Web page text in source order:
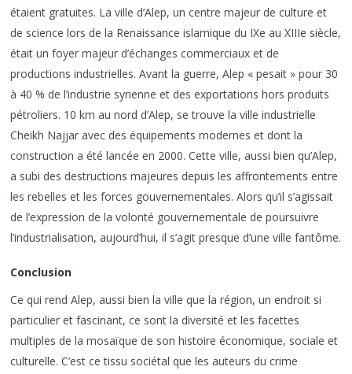
étaient gratuites. La ville d’Alep, un centre majeur de culture et
de science lors de la Renaissance islamique du IXe au XIIIe siècle,
était un foyer majeur d’échanges commerciaux et de
productions industrielles. Avant la guerre, Alep « pesait » pour 30
à 40 % de l’industrie syrienne et des exportations hors produits
pétroliers. 10 km au nord d’Alep, se trouve la ville industrielle
Cheikh Najjar avec des équipements modernes et dont la
construction a été lancée en 2000. Cette ville, aussi bien qu’Alep,
a subi des destructions majeures depuis les affrontements entre
les rebelles et les forces gouvernementales. Alors qu’il s’agissait
de l’expression de la volonté gouvernementale de poursuivre
l’industrialisation, aujourd’hui, il s’agit presque d’une ville fantôme.
Conclusion
Ce qui rend Alep, aussi bien la ville que la région, un endroit si
particulier et fascinant, ce sont la diversité et les facettes
multiples de la mosaïque de son histoire économique, sociale et
culturelle. C’est ce tissu sociétal que les auteurs du crime